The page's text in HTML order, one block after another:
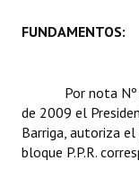
Dictámenes
Informes de
Ejecución
FUNDAMENTOS:
Por nota Nº
de 2009 el
Barriga, autoriza
bloque P.P.R.